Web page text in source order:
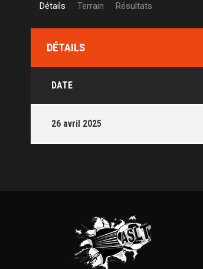
Détails Terrain Résultats
DÉTAILS
DATE
26 avril 2025